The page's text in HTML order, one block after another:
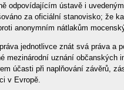
odpovídajícím ústavě i
za oficiální stanovisko; že
anonymním nátlakům
jednotlivce znát svá práva a
mezinárodní uznání občanských
účasti při naplňování závěrů,
v Evropě.